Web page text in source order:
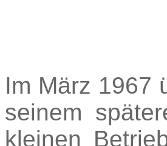
Im März 1967
seinem
kleinen